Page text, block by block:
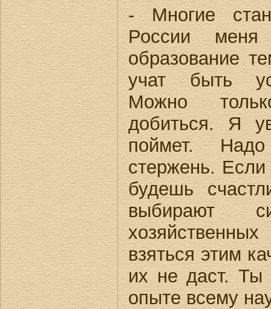
- Многие
России
образование
учат быть
Можно
добиться. Я
поймет.
стержень.
будешь
выбирают
взяться этим
их не даст.
опыте всему